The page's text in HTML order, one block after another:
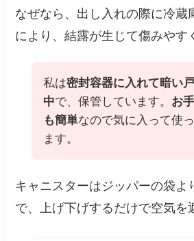
なぜなら、出し入れの際に冷蔵
により、結露が生じて傷みやす
私は密封容器に入れて暗い
中で、保管しています。 お
も簡単なので気に入って使
ます。
キャニスターはジッパーの袋よ
で、上げ下げするだけで空気を